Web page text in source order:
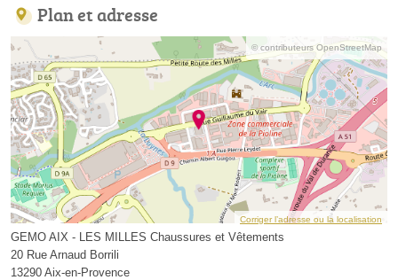
Plan et adresse
© contributeurs OpenStreetMap
Corriger l’adresse ou la localisation
GEMO AIX - LES MILLES Chaussures et Vêtements
20 Rue Arnaud Borrili
13290 Aix-en-Provence